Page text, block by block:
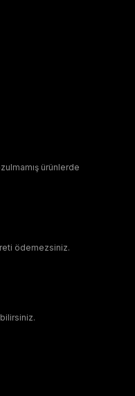
ürünlerde
ödemezsiniz.